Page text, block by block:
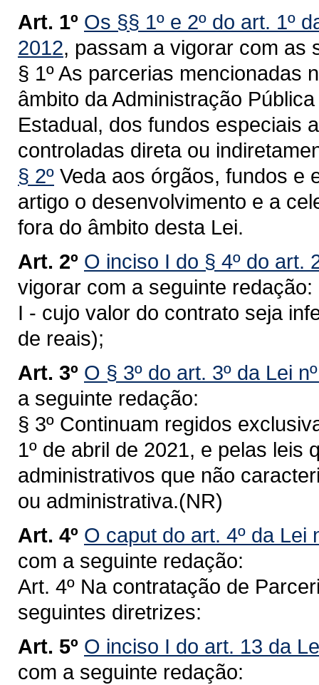
Art. 1º Os §§ 1º e 2º do art. 1º
2012, passam a vigorar com as
§ 1º As parcerias mencionadas
âmbito da Administração
Estadual, dos fundos especiais
controladas direta ou
§ 2º Veda aos órgãos, fundos e
artigo o desenvolvimento e a
fora do âmbito desta Lei.
Art. 2º O inciso I do § 4º do art.
vigorar com a seguinte redação:
I - cujo valor do contrato seja
de reais);
Art. 3º O § 3º do art. 3º da Lei
a seguinte redação:
§ 3º Continuam regidos
1º de abril de 2021, e pelas leis
administrativos que não
ou administrativa.(NR)
Art. 4º O caput do art. 4º da Lei
com a seguinte redação:
Art. 4º Na contratação de
seguintes diretrizes:
Art. 5º O inciso I do art. 13 da
com a seguinte redação: